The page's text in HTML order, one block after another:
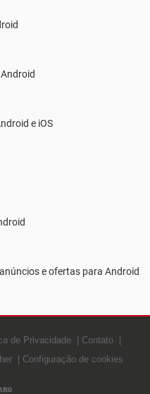
e iOS
e ofertas para Android
de Privacidade
Contato
Configuração de cookies